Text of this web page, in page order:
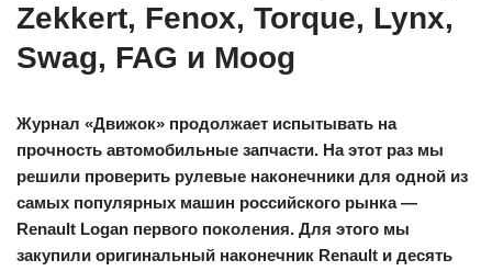
Zekkert, Fenox, Torque, Lynx,
Swag, FAG и Moog
Журнал «Движок» продолжает испытывать на
прочность автомобильные запчасти. На этот раз мы
решили проверить рулевые наконечники для одной из
самых популярных машин российского рынка —
Renault Logan первого поколения. Для этого мы
закупили оригинальный наконечник Renault и десять